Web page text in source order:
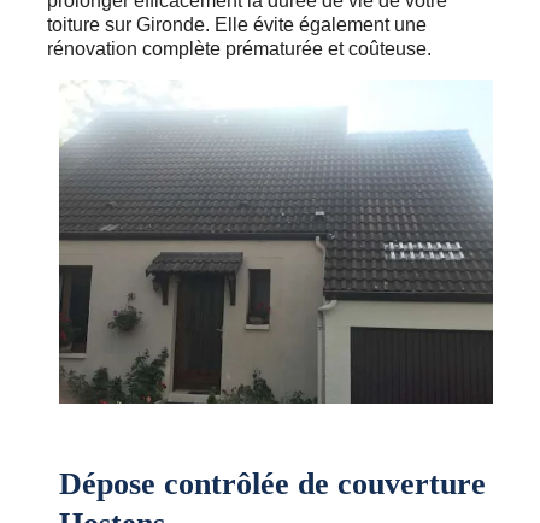
toiture sur Gironde. Elle évite également une
rénovation complète prématurée et coûteuse.
Dépose contrôlée de couverture